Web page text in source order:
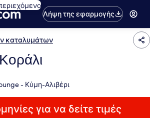
Λήψη της εφαρμογής
καταλυμάτων
- Κύμη-Αλιβέρι
για να δείτε τιμές